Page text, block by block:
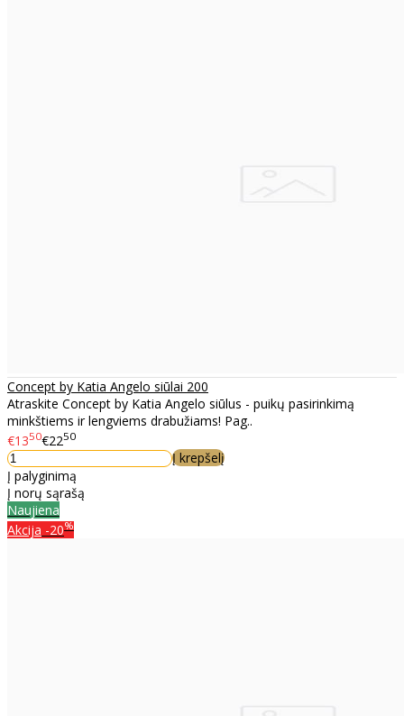
Concept by Katia Angelo siūlai 200
Atraskite Concept by Katia Angelo siūlus - puikų pasirinkimą
minkštiems ir lengviems drabužiams! Pag..
€1350€2250
Į krepšelį
Į palyginimą
Į norų sąrašą
Naujiena
Akcija -20%